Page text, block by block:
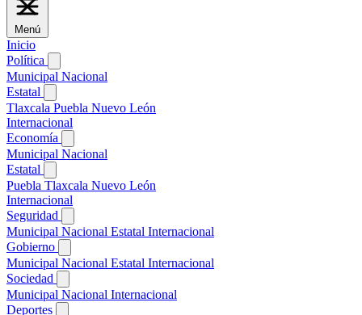
Menú
Inicio
Política
Municipal Nacional
Estatal
Tlaxcala Puebla Nuevo León
Internacional
Economía
Municipal Nacional
Estatal
Puebla Tlaxcala Nuevo León
Internacional
Seguridad
Municipal Nacional Estatal Internacional
Gobierno
Municipal Nacional Estatal Internacional
Sociedad
Municipal Nacional Internacional
Deportes